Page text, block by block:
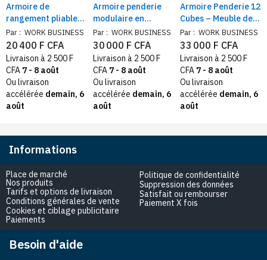
Armoire de
rangement pliable
en tissu avec Cintres
offerts
Par : WORK BUSINESS
20 400 F CFA
Livraison à 2 500 F
CFA 7 - 8 août
Ou livraison
accélérée demain, 6
août
Armoire penderie
modulaire en
plastique, 2
battants
Par : WORK BUSINESS
30 000 F CFA
Livraison à 2 500 F
CFA 7 - 8 août
Ou livraison
accélérée demain, 6
août
Armoire Penderie 12
Cubes – Meuble de
Rangement
Plastique avec
Barre Suspendue
Par : WORK BUSINESS
33 000 F CFA
Livraison à 2 500 F
CFA 7 - 8 août
Ou livraison
accélérée demain, 6
août
Informations
Place de marché
Nos produits
Tarifs et options de livraison
Conditions générales de vente
Cookies et ciblage publicitaire
Paiements
Politique de confidentialité
Suppression des données
Satisfait ou rembourser
Paiement X fois
Besoin d'aide